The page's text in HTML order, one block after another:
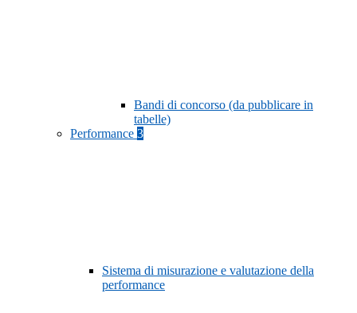
Bandi di concorso (da pubblicare in
tabelle)
Performance 3
Sistema di misurazione e valutazione della
performance